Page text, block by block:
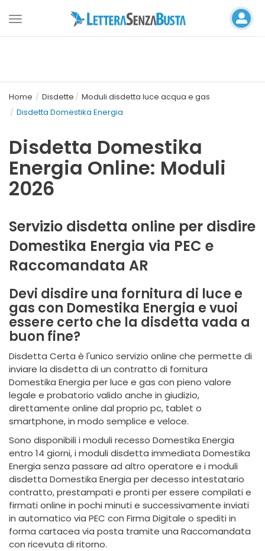
Toggle
Home Disdette
Moduli disdetta luce acqua e gas
Disdetta Domestika Energia
Disdetta Domestika
Energia Online: Moduli
2026
Servizio disdetta online per disdire
Domestika Energia via PEC e
Raccomandata AR
Devi disdire una fornitura di luce e
gas con Domestika Energia e vuoi
essere certo che la disdetta vada a
buon fine?
Disdetta Certa è l'unico servizio online che permette di
inviare la disdetta di un contratto di fornitura
Domestika Energia per luce e gas con pieno valore
legale e probatorio valido anche in giudizio,
direttamente online dal proprio pc, tablet o
smartphone, in modo semplice e veloce.
Sono disponibili i moduli recesso Domestika Energia
entro 14 giorni, i moduli disdetta immediata Domestika
Energia senza passare ad altro operatore e i moduli
disdetta Domestika Energia per decesso intestatario
contratto, prestampati e pronti per essere compilati e
firmati online in pochi minuti e successivamente inviati
in automatico via PEC con Firma Digitale o spediti in
forma cartacea via posta tramite una Raccomandata
con ricevuta di ritorno.